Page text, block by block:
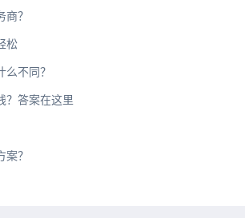
？
松
不同？
？答案在这里
？